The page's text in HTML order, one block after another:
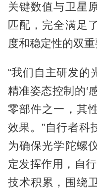
关键数值与卫星
匹配，完全满足
度和稳定性的双重
“我们自主研发的
精准姿态控制的‘
零部件之一，其
效果。”自行者科
为确保光学陀螺
定发挥作用，自
技术积累，围绕